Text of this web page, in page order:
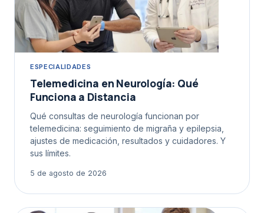
ESPECIALIDADES
Telemedicina en Neurología: Qué
Funciona a Distancia
Qué consultas de neurología funcionan por
telemedicina: seguimiento de migraña y epilepsia,
ajustes de medicación, resultados y cuidadores. Y
sus límites.
5 de agosto de 2026